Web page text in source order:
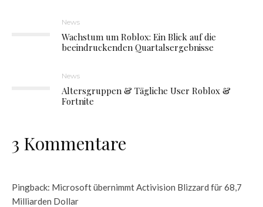
News
Wachstum um Roblox: Ein Blick auf die
beeindruckenden Quartalsergebnisse
News
Altersgruppen & Tägliche User Roblox &
Fortnite
3 Kommentare
Pingback: Microsoft übernimmt Activision Blizzard für 68,7
Milliarden Dollar